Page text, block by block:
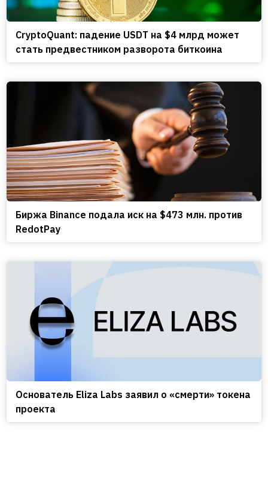
CryptoQuant: падение USDT на $4 млрд может
стать предвестником разворота биткоина
Биржа Binance подала иск на $473 млн. против
RedotPay
Основатель Eliza Labs заявил о «смерти» токена
проекта